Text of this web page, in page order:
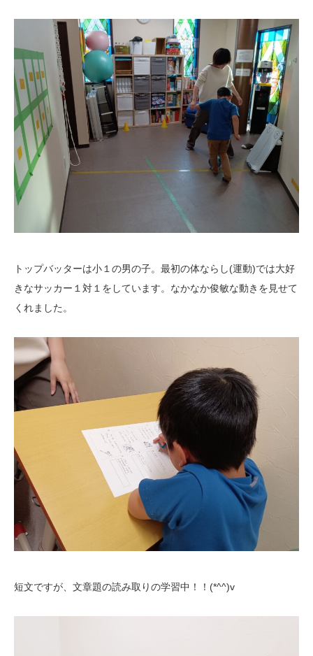
トップバッターは小１の男の子。最初の体ならし(運動)では大好
きなサッカー１対１をしています。なかなか俊敏な動きを見せて
くれました。
短文ですが、文章題の読み取りの学習中！！(*^^)v